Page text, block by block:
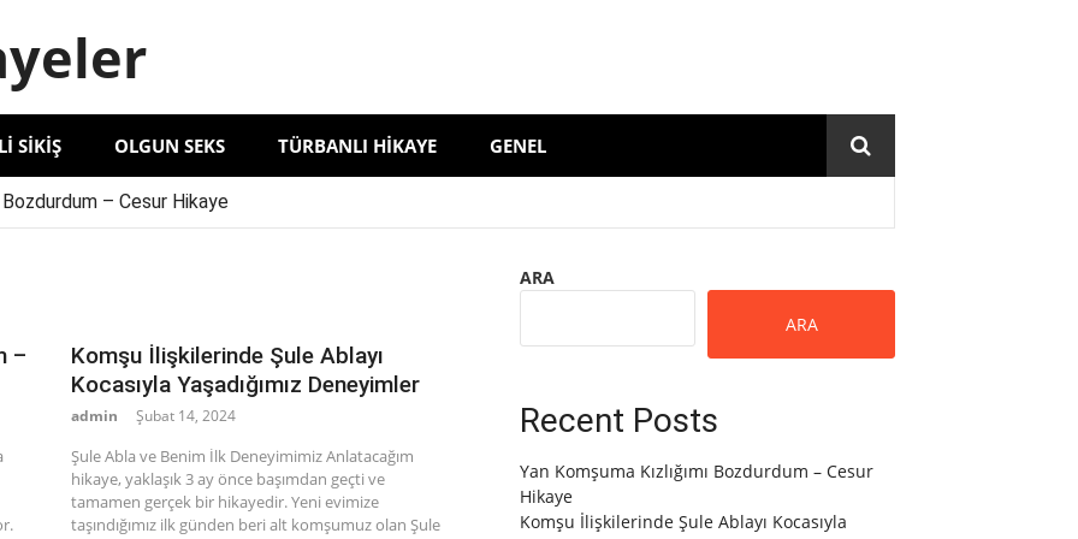
SIKIŞ OLGUN SEKS TÜRBANLI HIKAYE GENEL
Bozdurdum – Cesur Hikaye
Kocasıyla Yaşadığımız Deneyimler
–
Komşu İlişkilerinde Şule Ablayı
Kocasıyla Yaşadığımız Deneyimler
admin Şubat 14, 2024
Şule Abla ve Benim İlk Deneyimimiz Anlatacağım
hikaye, yaklaşık 3 ay önce başımdan geçti ve
tamamen gerçek bir hikayedir. Yeni evimize
taşındığımız ilk günden beri alt komşumuz olan Şule
ARA
ARA
Recent Posts
Yan Komşuma Kızlığımı Bozdurdum – Cesur
Hikaye
Komşu İlişkilerinde Şule Ablayı Kocasıyla